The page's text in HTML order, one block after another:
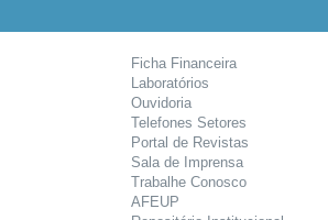
Ficha Financeira
Laboratórios
Ouvidoria
Telefones Setores
Portal de Revistas
Sala de Imprensa
Trabalhe Conosco
AFEUP